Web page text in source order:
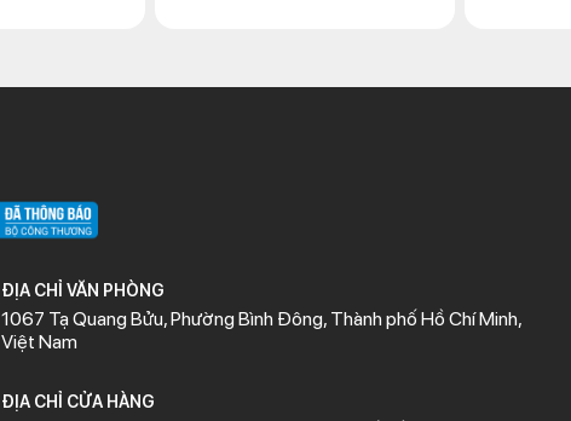
ĐỊA CHỈ VĂN PHÒNG
1067 Tạ Quang Bửu, Phường Bình Đông, Thành phố Hồ Chí Minh,
Việt Nam
ĐỊA CHỈ CỬA HÀNG